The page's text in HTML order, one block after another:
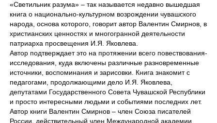
«Светильник разума» – так называется недавно вышедшая
книга о национально-культурном возрождении чувашского
народа, основа которого, говорит автор Валентин Смирнов, в
христианских ценностях и многогранной деятельности
патриарха просвещения И.Я. Яковлева.
Автор подтверждает это на протяжении всего повествования-
исследования, куда включены различные разновременные
источники, воспоминания и зарисовки. Книга знакомит с
педагогами, продолжающими дело И.Я. Яковлева,
депутатами Государственного Совета Чувашской Республики
и просто интересными людьми и событиями последних лет.
Автор книги Валентин Смирнов – член Союза писателей
России, действительный член Международной академии